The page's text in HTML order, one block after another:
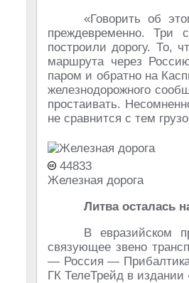
«Говорить об
преждевременно. Три
построили дорогу. То,
маршрута через
паром и обратно на
железнодорожного
простаивать.
не сравнится с тем
44833
Железная дорога
Литва осталась
В евразийском
связующее звено
— Россия —
ГК ТелеТрейд в